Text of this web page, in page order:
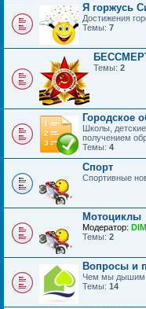
Я горжусь
Достижения
Темы: 7
Темы: 2
Городское
Школы,
получением
Темы: 4
Спорт
Спортивные
Мотоциклы
Модератор:
Темы: 2
Вопросы и
Чем мы дышим,
Темы: 14